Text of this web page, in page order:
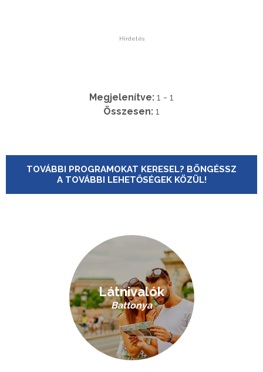
Hirdetés
Megjelenítve: 1 - 1
Összesen: 1
TOVÁBBI PROGRAMOKAT KERESEL? BÖNGÉSSZ
A TOVÁBBI LEHETŐSÉGEK KÖZÜL!
Látnivalók
Battonya